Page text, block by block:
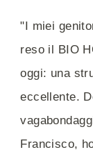
"I miei
reso il BIO
oggi: una
eccellente.
Francisco,